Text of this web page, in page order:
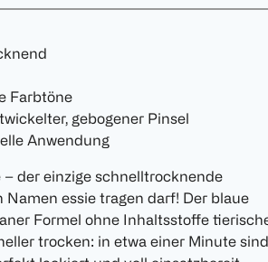
Farbtöne
gebogener Pinsel
Anwendung
– der einzige schnelltrocknende
Namen essie tragen darf! Der blaue
Formel ohne Inhaltsstoffe
trocken: in etwa einer Minute sind